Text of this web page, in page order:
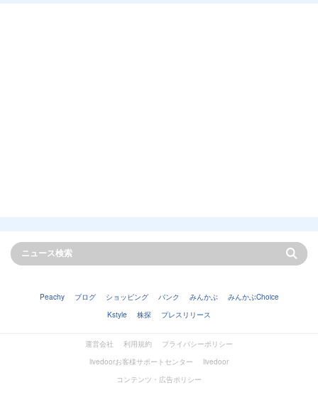
Peachy ブログ ショッピング バンク みんかぶ
みんかぶChoice
Kstyle
株探 プレスリリース
運営会社 利用規約
プライバシーポリシー
livedoorお客様サポートセンター
livedoor
コンテンツ・広告ポリシー